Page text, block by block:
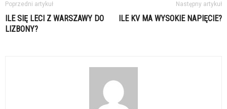
Poprzedni artykuł
ILE SIĘ LECI Z WARSZAWY DO
LIZBONY?
Następny artykuł
ILE KV MA WYSOKIE NAPIĘCIE?